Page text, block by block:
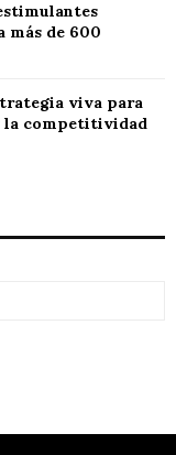
más de 600
viva para
la competitividad